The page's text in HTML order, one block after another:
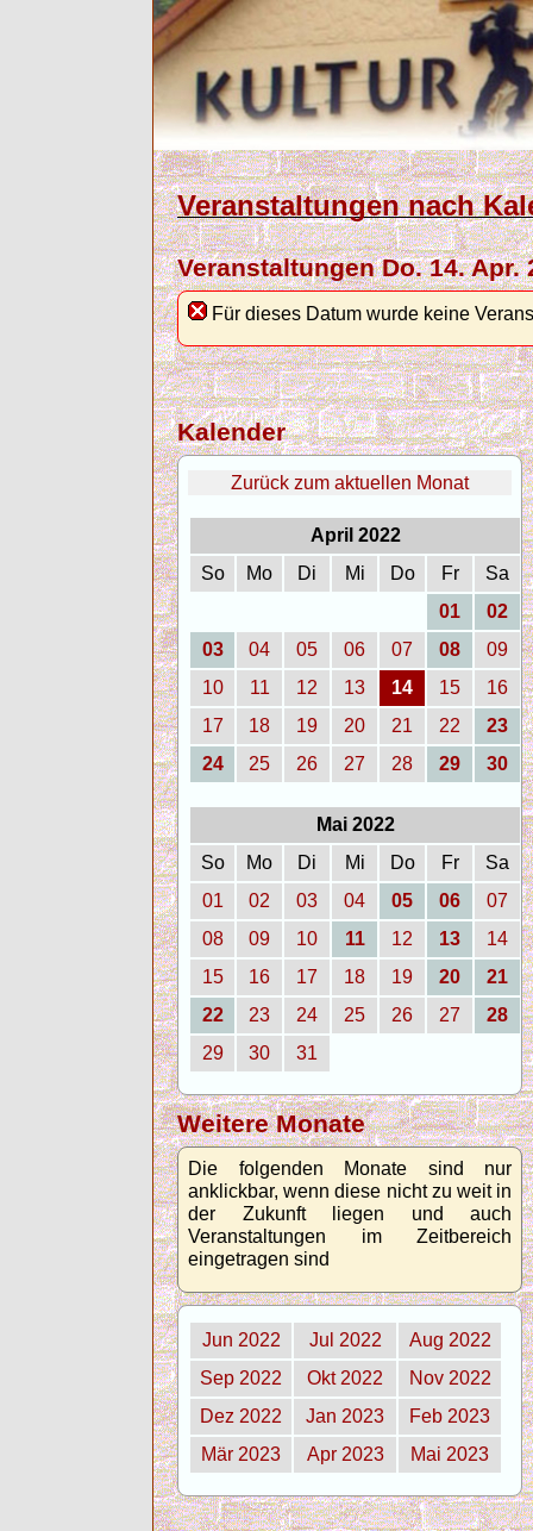
Veranstaltungen nach
Veranstaltungen Do. 14. Apr.
Für dieses Datum wurde keine
Kalender
Zurück zum aktuellen Monat
April 2022
So
Mo Di Mi Do Fr
Sa
01
02
03
04 05 06 07 08
09
10
11 12 13 14 15
16
17
18 19 20 21 22
23
24
25 26 27 28 29 30
Mai 2022
So
Mo Di Mi Do Fr
Sa
01
02 03 04 05 06
07
08
09 10 11 12 13
14
15
16 17 18 19 20
21
22
23 24 25 26 27
28
29
30 31
Weitere Monate
Die folgenden Monate sind nur
anklickbar, wenn diese nicht zu weit in
der Zukunft liegen und auch
Veranstaltungen im Zeitbereich
eingetragen sind
Jun 2022 Jul 2022
Aug 2022
Sep 2022
Okt 2022
Nov 2022
Dez 2022
Jan 2023
Feb 2023
Mär 2023
Apr 2023 Mai 2023